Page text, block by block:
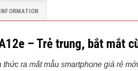
– Trẻ trung, bắt mắt
ra mắt mẫu smartphone giá rẻ